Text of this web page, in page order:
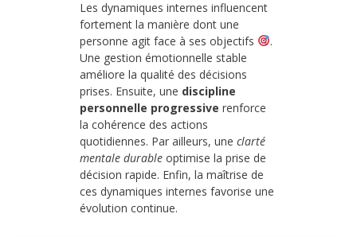
Les dynamiques internes influencent
fortement la manière dont une
personne agit face à ses objectifs
.
Une gestion émotionnelle stable
améliore la qualité des décisions
prises. Ensuite, une discipline
personnelle progressive renforce
la cohérence des actions
quotidiennes. Par ailleurs, une clarté
mentale durable optimise la prise de
décision rapide. Enfin, la maîtrise de
ces dynamiques internes favorise une
évolution continue.